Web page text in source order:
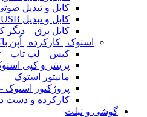
کابل و تبدیل
کابل و تبدیل USB و پرینتر
کابل برق – دیگر
استوک | کارکرده | اُپن
کیس – لپ تاپ –
پرینتر و کپی
مانیتور استوک
پروژکتور استوک
کارکرده و دست
گوشی و تبلت